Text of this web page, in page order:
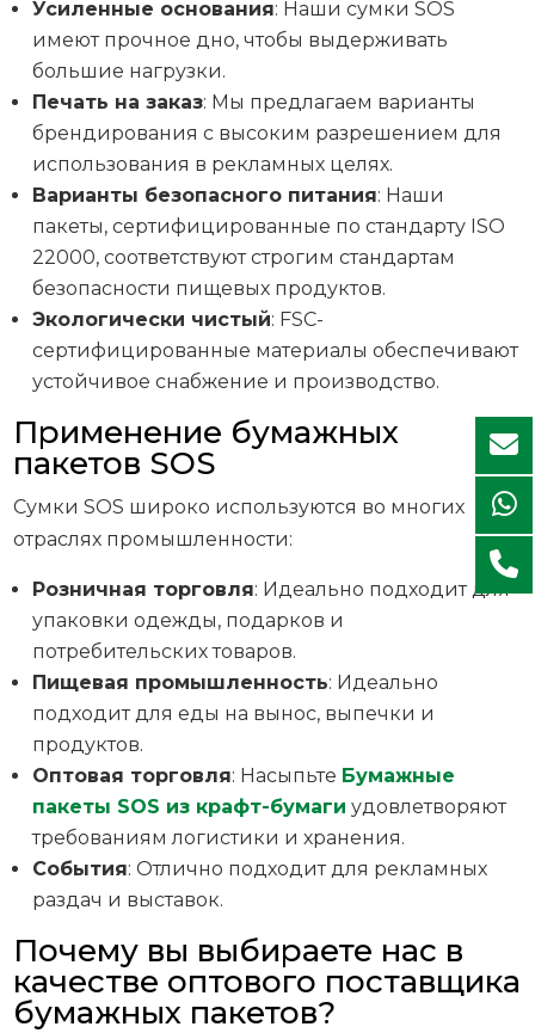
Усиленные основания: Наши сумки SOS
имеют прочное дно, чтобы выдерживать
большие нагрузки.
Печать на заказ: Мы предлагаем варианты
брендирования с высоким разрешением для
использования в рекламных целях.
Варианты безопасного питания: Наши
пакеты, сертифицированные по стандарту ISO
22000, соответствуют строгим стандартам
безопасности пищевых продуктов.
Экологически чистый: FSC-
сертифицированные материалы обеспечивают
устойчивое снабжение и производство.
Применение бумажных
пакетов SOS
Сумки SOS широко используются во многих
отраслях промышленности:
Розничная торговля: Идеально подходит для
упаковки одежды, подарков и
потребительских товаров.
Пищевая промышленность: Идеально
подходит для еды на вынос, выпечки и
продуктов.
Оптовая торговля: Насыпьте Бумажные
пакеты SOS из крафт-бумаги удовлетворяют
требованиям логистики и хранения.
События: Отлично подходит для рекламных
раздач и выставок.
Почему вы выбираете нас в
качестве оптового поставщика
бумажных пакетов?